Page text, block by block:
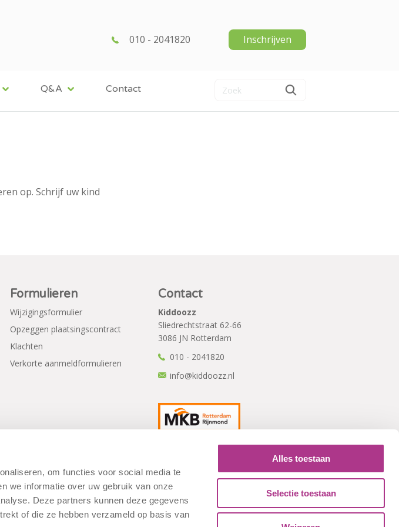
om functies voor social media te
we informatie over uw gebruik van onze
Deze partners kunnen deze gegevens
of die ze hebben verzameld op basis van
Alles toestaan
Selectie toestaan
010 - 2041820 Inschrijven
Q&A Contact
op. Schrijf uw kind
Formulieren
Wijzigingsformulier
Opzeggen plaatsingscontract
Klachten
Verkorte aanmeldformulieren
Contact
Kiddoozz
Sliedrechtstraat 62-66
3086 JN Rotterdam
010 - 2041820
info@kiddoozz.nl